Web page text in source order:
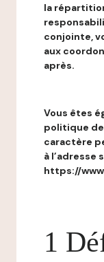
la
conjointe,
aux
après.
Vous êtes
politique
caractère
à l’adresse
https://
1